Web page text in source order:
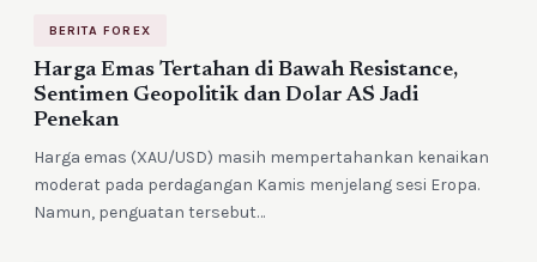
BERITA FOREX
Harga Emas Tertahan di Bawah Resistance,
Sentimen Geopolitik dan Dolar AS Jadi
Penekan
Harga emas (XAU/USD) masih mempertahankan kenaikan
moderat pada perdagangan Kamis menjelang sesi Eropa.
Namun, penguatan tersebut…